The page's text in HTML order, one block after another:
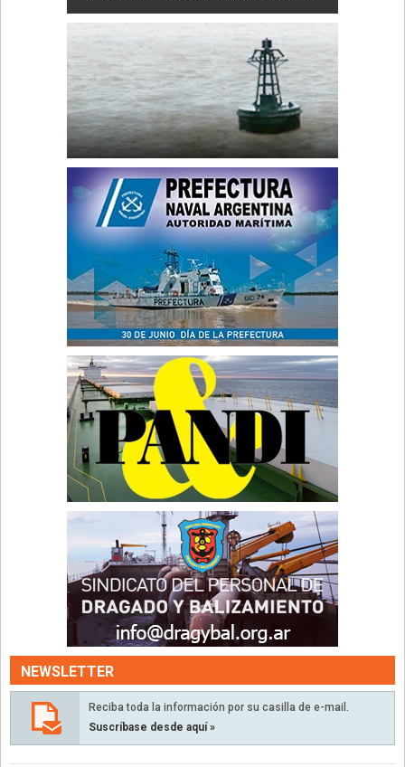
NEWSLETTER
Reciba toda la información por su casilla de e-mail.
Suscríbase desde aquí »